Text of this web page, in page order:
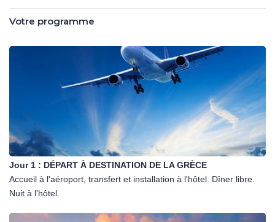
Votre programme
Jour 1 : DÉPART À DESTINATION DE LA GRÈCE
Accueil à l'aéroport, transfert et installation à l'hôtel. Dîner libre.
Nuit à l'hôtel.